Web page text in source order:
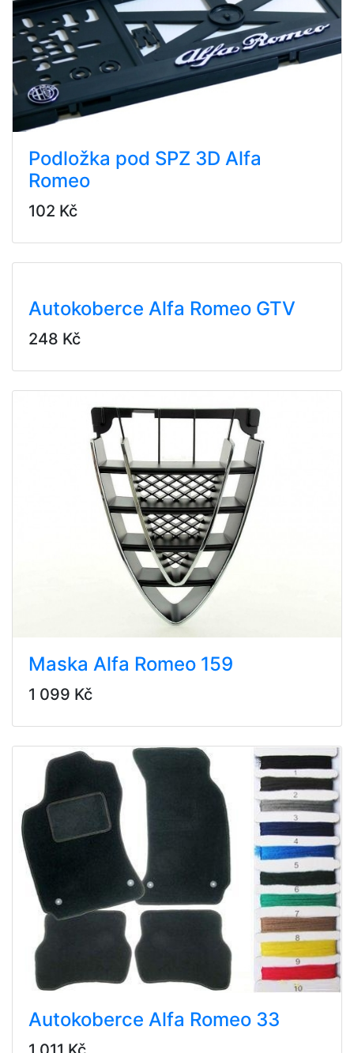
Podložka pod SPZ 3D Alfa
Romeo
102 Kč
Autokoberce Alfa Romeo GTV
248 Kč
Maska Alfa Romeo 159
1 099 Kč
Autokoberce Alfa Romeo 33